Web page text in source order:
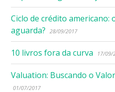
Ciclo de crédito
aguarda?
28/09/2017
10 livros fora da curva 17/09/
Valuation: Buscando o
01/07/2017